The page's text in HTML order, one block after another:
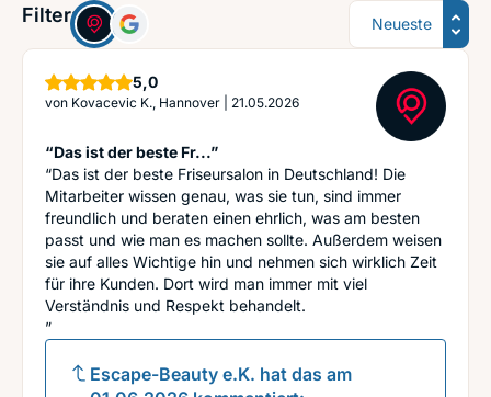
Filter: Sortierung
5,0Sterne
von Kovacevic K., Hannover 21.05.2026
“Das ist der beste Fr...”
“Das ist der beste Friseursalon in Deutschland! Die
Mitarbeiter wissen genau, was sie tun, sind immer
freundlich und beraten einen ehrlich, was am besten
passt und wie man es machen sollte. Außerdem weisen
sie auf alles Wichtige hin und nehmen sich wirklich Zeit
für ihre Kunden. Dort wird man immer mit viel
Verständnis und Respekt behandelt.
”
Escape-Beauty e.K. hat das am